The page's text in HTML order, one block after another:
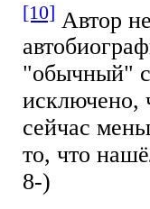
[10] Автор
"обычный"
исключено,
сейчас
то, что
8-)